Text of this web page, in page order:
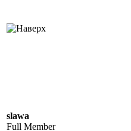
slawa
Full Member